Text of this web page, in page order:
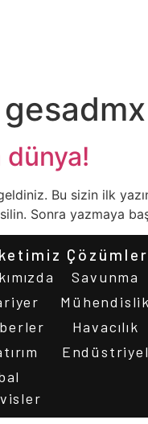
gesadmx
dünya!
Bu sizin ilk
Sonra yazmaya
Savunma
Mühendislik
Havacılık
Endüstriyel